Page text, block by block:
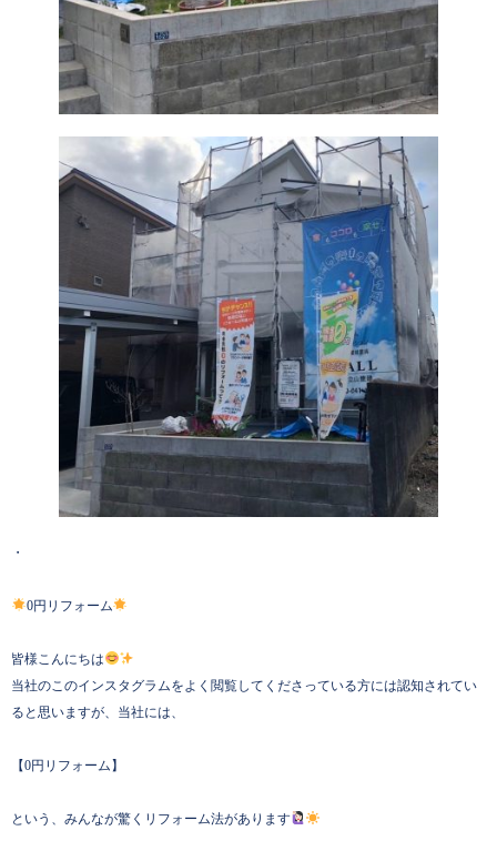
・
0円リフォーム
皆様こんにちは
当社のこのインスタグラムをよく閲覧してくださっている方には認知されてい
ると思いますが、当社には、
【0円リフォーム】
という、みんなが驚くリフォーム法があります